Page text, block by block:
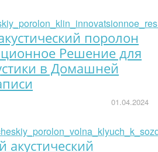
поролон
Решение для
в Домашней
01.04.2024